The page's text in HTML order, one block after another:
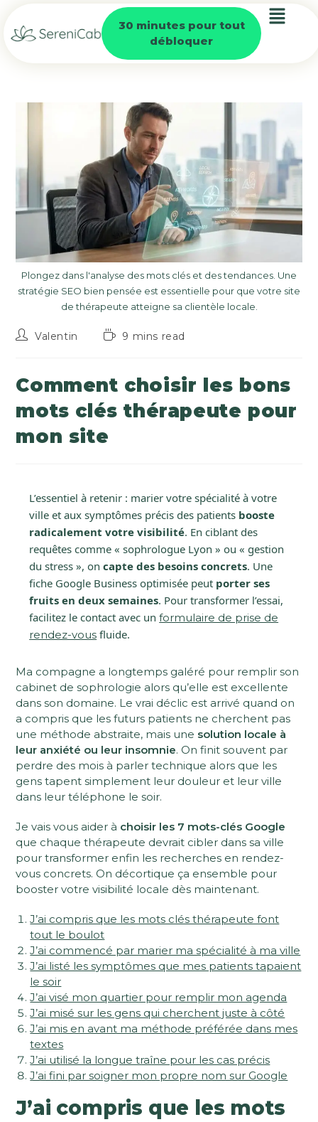
30 minutes pour tout
débloquer
Plongez dans l'analyse des mots clés et des tendances. Une
stratégie SEO bien pensée est essentielle pour que votre site
de thérapeute atteigne sa clientèle locale.
Valentin 9 mins read
Comment choisir les bons
mots clés thérapeute pour
mon site
L’essentiel à retenir : marier votre spécialité à votre
ville et aux symptômes précis des patients booste
radicalement votre visibilité. En ciblant des
requêtes comme « sophrologue Lyon » ou « gestion
du stress », oncapte des besoins concrets. Une
fiche Google Business optimisée peut porter ses
fruits en deux semaines. Pour transformer l’essai,
facilitez le contact avec unformulaire de prise de
rendez-vous fluide.
Ma compagne a longtemps galéré pour remplir son
cabinet de sophrologie alors qu’elle est excellente
dans son domaine. Le vrai déclic est arrivé quand on
a compris que les futurs patients ne cherchent pas
une méthode abstraite, mais une solution locale à
leur anxiété ou leur insomnie. On finit souvent par
perdre des mois à parler technique alors que les
gens tapent simplement leur douleur et leur ville
dans leur téléphone le soir.
Je vais vous aider à choisir les 7 mots-clés Google
que chaque thérapeute devrait cibler dans sa ville
pour transformer enfin les recherches en rendez-
vous concrets. On décortique ça ensemble pour
booster votre visibilité locale dès maintenant.
J’ai compris que les mots clés thérapeute font
tout le boulot
J’ai commencé par marier ma spécialité à ma ville
J’ai listé les symptômes que mes patients tapaient
le soir
J’ai visé mon quartier pour remplir mon agenda
J’ai misé sur les gens qui cherchent juste à côté
J’ai mis en avant ma méthode préférée dans mes
textes
J’ai utilisé la longue traîne pour les cas précis
J’ai fini par soigner mon propre nom sur Google
J’ai compris que les mots